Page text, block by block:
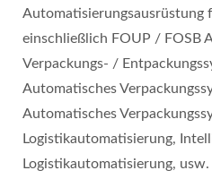
Automatisierungsausrüstung
einschließlich FOUP / FOSB
Verpackungs- /
Automatisches
Automatisches
Logistikautomatisierung,
Logistikautomatisierung, usw.